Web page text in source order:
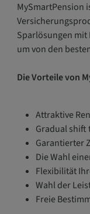
MySmartPension
Sparlösungen
um von den
Die Vorteile von
Attraktive
Gradual shift
Garantierter
Die Wahl
Flexibilität
Wahl der
Freie